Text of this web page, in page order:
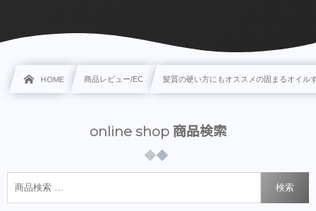
HOME 商品レビュー/EC 髪質の硬い方にもオススメの固まるオイル
online shop 商品検索
検索